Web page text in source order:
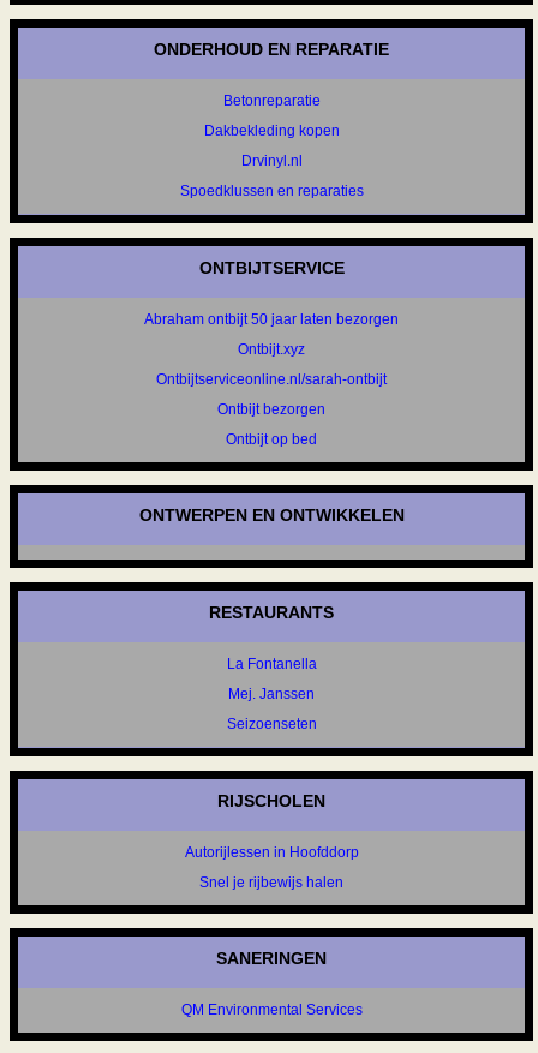
ONDERHOUD EN REPARATIE
Betonreparatie
Dakbekleding kopen
Drvinyl.nl
Spoedklussen en reparaties
ONTBIJTSERVICE
Abraham ontbijt 50 jaar laten bezorgen
Ontbijt.xyz
Ontbijtserviceonline.nl/sarah-ontbijt
Ontbijt bezorgen
Ontbijt op bed
ONTWERPEN EN ONTWIKKELEN
RESTAURANTS
La Fontanella
Mej. Janssen
Seizoenseten
RIJSCHOLEN
Autorijlessen in Hoofddorp
Snel je rijbewijs halen
SANERINGEN
QM Environmental Services